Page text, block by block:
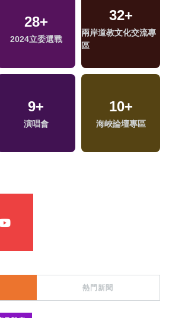
28+
2024立委選戰
32+
兩岸道教文化交流專
區
9+
演唱會
10+
海峽論壇專區
293+
熱門
17+
司法放大鏡
7+
綜藝
538+
綜合
熱門新聞